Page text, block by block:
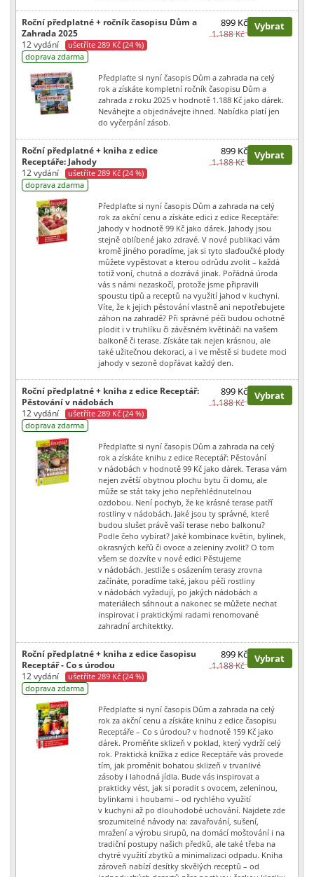
Roční předplatné + ročník časopisu Dům a
Zahrada 2025
12 vydání
ušetříte 289 Kč (24 %)
doprava zdarma
899 Kč
1.188 Kč
Vybrat
Předplaťte si nyní časopis Dům a zahrada na celý
rok a získáte kompletní ročník časopisu Dům a
zahrada z roku 2025 v hodnotě 1.188 Kč jako dárek.
Neváhejte a objednávejte ihned. Nabídka platí jen
do vyčerpání zásob.
Roční předplatné + kniha z edice
Receptáře: Jahody
12 vydání
ušetříte 289 Kč (24 %)
doprava zdarma
899 Kč
1.188 Kč
Vybrat
Předplaťte si nyní časopis Dům a zahrada na celý
rok za akční cenu a získáte edici z edice Receptáře:
Jahody v hodnotě 99 Kč jako dárek. Jahody jsou
stejně oblíbené jako zdravé. V nové publikaci vám
kromě jiného poradíme, jak si tyto slaďoučké plody
můžete vypěstovat a kterou odrůdu zvolit – každá
totiž voní, chutná a dozrává jinak. Pořádná úroda
vás s námi nezaskočí, protože jsme připravili
spoustu tipů a receptů na využití jahod v kuchyni.
Víte, že k jejich pěstování vlastně ani nepotřebujete
záhon na zahradě? Při správné péči budou ochotně
plodit i v truhlíku či závěsném květináči na vašem
balkoně či terase. Získáte tak nejen krásnou, ale
také užitečnou dekoraci, a i ve městě si budete moci
jahody v sezoně dopřávat každý den.
Roční předplatné + kniha z edice Receptář:
Pěstování v nádobách
12 vydání
ušetříte 289 Kč (24 %)
doprava zdarma
899 Kč
1.188 Kč
Vybrat
Předplaťte si nyní časopis Dům a zahrada na celý
rok a získáte knihu z edice Receptář: Pěstování
v nádobách v hodnotě 99 Kč jako dárek. Terasa vám
nejen zvětší obytnou plochu bytu či domu, ale
může se stát taky jeho nepřehlédnutelnou
ozdobou. Není pochyb, že ke krásné terase patří
rostliny v nádobách. Jaké jsou ty správné, které
budou slušet právě vaší terase nebo balkonu?
Podle čeho vybírat? Jaké kombinace květin, bylinek,
okrasných keřů či ovoce a zeleniny zvolit? O tom
všem se dozvíte v nové edici Pěstujeme
v nádobách. Jestliže s osázením terasy zrovna
začínáte, poradíme také, jakou péči rostliny
v nádobách vyžadují, po jakých nádobách a
materiálech sáhnout a nakonec se můžete nechat
inspirovat i praktickými radami renomované
zahradní architektky.
Roční předplatné + kniha z edice časopisu
Receptář - Co s úrodou
12 vydání
ušetříte 289 Kč (24 %)
doprava zdarma
899 Kč
1.188 Kč
Vybrat
Předplaťte si nyní časopis Dům a zahrada na celý
rok za akční cenu a získáte knihu z edice časopisu
Receptáře – Co s úrodou? v hodnotě 159 Kč jako
dárek. Proměňte sklizeň v poklad, který vydrží celý
rok. Praktická knížka z edice Receptáře vás provede
tím, jak proměnit bohatou sklizeň v trvanlivé
zásoby i lahodná jídla. Bude vás inspirovat a
prakticky vést, jak si poradit s ovocem, zeleninou,
bylinkami i houbami – od rychlého využití
v kuchyni až po dlouhodobé uchování. Najdete zde
srozumitelné návody na: zavařování, sušení,
mražení a výrobu sirupů, na domácí moštování i na
tradiční postupy našich předků, ale také třeba na
chytré využití zbytků a minimalizaci odpadu. Kniha
zároveň nabízí desítky skvělých receptů – od